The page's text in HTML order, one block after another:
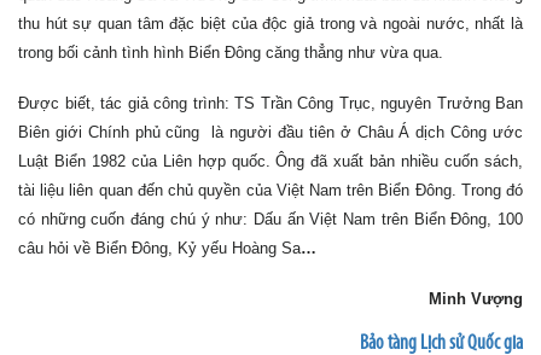
thu hút sự quan tâm đặc biệt của độc giả trong và ngoài nước, nhất là
trong bối cảnh tình hình Biển Đông căng thẳng như vừa qua.
Được biết, tác giả công trình: TS Trần Công Trục, nguyên Trưởng Ban
Biên giới Chính phủ cũng là người đầu tiên ở Châu Á dịch Công ước
Luật Biển 1982 của Liên hợp quốc. Ông đã xuất bản nhiều cuốn sách,
tài liệu liên quan đến chủ quyền của Việt Nam trên Biển Đông. Trong đó
có những cuốn đáng chú ý như: Dấu ấn Việt Nam trên Biển Đông, 100
câu hỏi về Biển Đông, Kỷ yếu Hoàng Sa…
Minh Vượng
Bảo tàng Lịch sử Quốc gia